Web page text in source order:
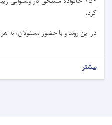
کرد.
در این روند و با حضور مسئولان، به
بیشتر